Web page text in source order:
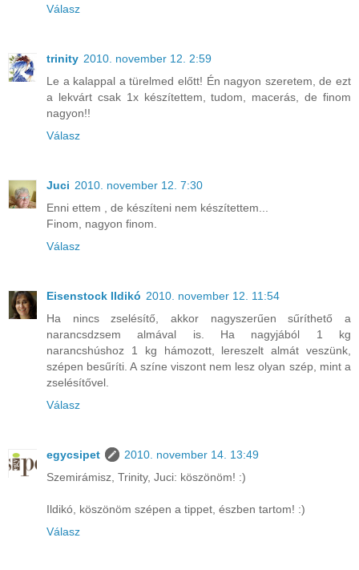
Válasz
trinity 2010. november 12. 2:59
Le a kalappal a türelmed előtt! Én nagyon szeretem, de ezt
a lekvárt csak 1x készítettem, tudom, macerás, de finom
nagyon!!
Válasz
Juci 2010. november 12. 7:30
Enni ettem , de készíteni nem készítettem...
Finom, nagyon finom.
Válasz
Eisenstock Ildikó 2010. november 12. 11:54
Ha nincs zselésítő, akkor nagyszerűen sűríthető a
narancsdzsem almával is. Ha nagyjából 1 kg
narancshúshoz 1 kg hámozott, lereszelt almát veszünk,
szépen besűríti. A színe viszont nem lesz olyan szép, mint a
zselésítővel.
Válasz
egycsipet
2010. november 14. 13:49
Szemirámisz, Trinity, Juci: köszönöm! :)
Ildikó, köszönöm szépen a tippet, észben tartom! :)
Válasz